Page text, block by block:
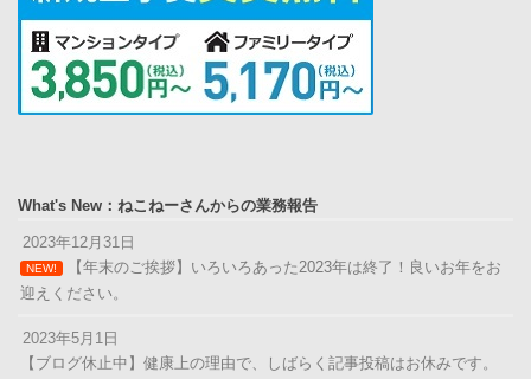
What's New：ねこねーさんからの業務報告
2023年12月31日
NEW!
【年末のご挨拶】いろいろあった2023年は終了！良いお年をお
迎えください。
2023年5月1日
【ブログ休止中】健康上の理由で、しばらく記事投稿はお休みです。